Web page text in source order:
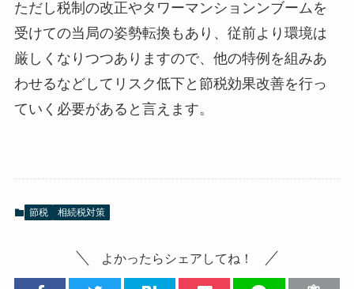
ただし税制の改正やタワーマンションンブームを
受けての当局の姿勢転換もあり、従前より環境は
厳しくなりつつありますので、他の特例を組みあ
わせるなどしてリスク低下と節税効果改善を行っ
ていく必要があると言えます。
節税 相続税対策
よかったらシェアしてね！